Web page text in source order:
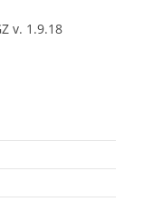
v. 1.9.18